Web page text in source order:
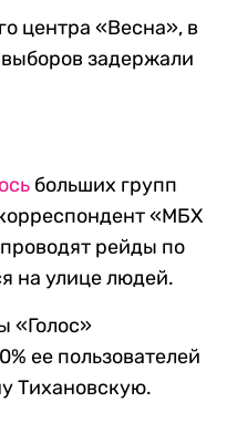
центра «Весна», в
задержали
больших групп
«МБХ
рейды по
на улице людей.
«Голос»
ее пользователей
Тихановскую.